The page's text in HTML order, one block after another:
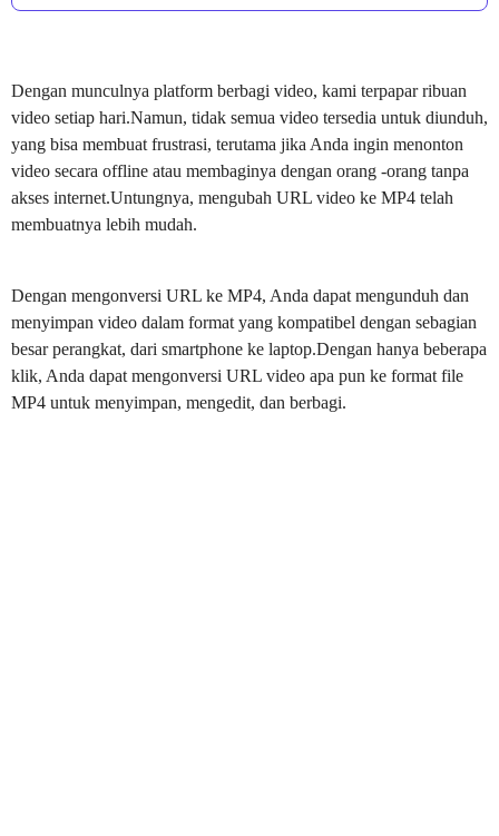
Dengan munculnya platform berbagi video, kami terpapar ribuan
video setiap hari.Namun, tidak semua video tersedia untuk diunduh,
yang bisa membuat frustrasi, terutama jika Anda ingin menonton
video secara offline atau membaginya dengan orang -orang tanpa
akses internet.Untungnya, mengubah URL video ke MP4 telah
membuatnya lebih mudah.
Dengan mengonversi URL ke MP4, Anda dapat mengunduh dan
menyimpan video dalam format yang kompatibel dengan sebagian
besar perangkat, dari smartphone ke laptop.Dengan hanya beberapa
klik, Anda dapat mengonversi URL video apa pun ke format file
MP4 untuk menyimpan, mengedit, dan berbagi.